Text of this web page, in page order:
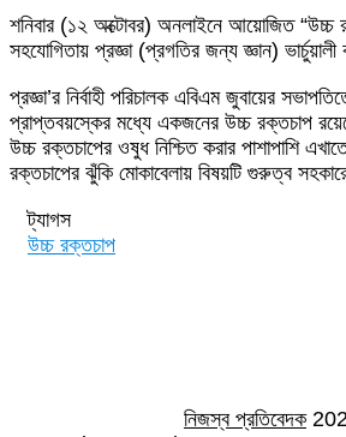
শনিবার (১২ অক্টোবর) অনলাইনে আয়োজিত “উচ্চ
সহযোগিতায় প্রজ্ঞা (প্রগতির জন্য জ্ঞান)
প্রজ্ঞা’র নির্বাহী পরিচালক এবিএম জুবায়ের
প্রাপ্তবয়স্কের মধ্যে একজনের উচ্চ রক্তচাপ
উচ্চ রক্তচাপের ওষুধ নিশ্চিত করার পাশাপাশি
রক্তচাপের ঝুঁকি মোকাবেলায় বিষয়টি গুরুত্ব
ট্যাগস
উচ্চ রক্তচাপ
নিজস্ব প্রতিবেদক